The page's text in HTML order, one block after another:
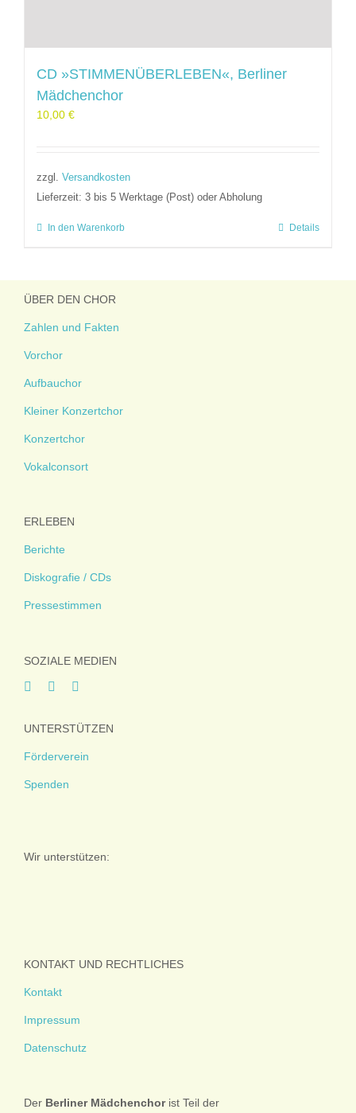
CD »STIMMENÜBERLEBEN«, Berliner
Mädchenchor
10,00 €
zzgl. Versandkosten
Lieferzeit: 3 bis 5 Werktage (Post) oder Abholung
In den Warenkorb Details
ÜBER DEN CHOR
Zahlen und Fakten
Vorchor
Aufbauchor
Kleiner Konzertchor
Konzertchor
Vokalconsort
ERLEBEN
Berichte
Diskografie / CDs
Pressestimmen
SOZIALE MEDIEN
UNTERSTÜTZEN
Förderverein
Spenden
Wir unterstützen:
KONTAKT UND RECHTLICHES
Kontakt
Impressum
Datenschutz
Der Berliner Mädchenchorist Teil der